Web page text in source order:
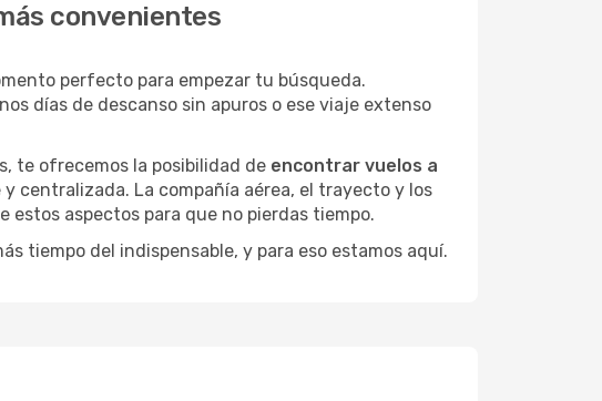
convenientes
perfecto para empezar tu búsqueda.
días de descanso sin apuros o ese viaje extenso
te ofrecemos la posibilidad de encontrar vuelos a
centralizada. La compañía aérea, el trayecto y los
aspectos para que no pierdas tiempo.
tiempo del indispensable, y para eso estamos aquí.